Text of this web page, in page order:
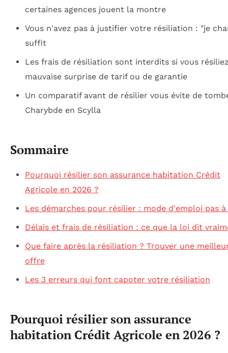
certaines agences jouent la montre
Vous n'avez pas à justifier votre résiliation : "je
suffit
Les frais de résiliation sont interdits si vous
mauvaise surprise de tarif ou de garantie
Un comparatif avant de résilier vous évite de
Charybde en Scylla
Sommaire
Pourquoi résilier son assurance habitation Crédit
Agricole en 2026 ?
Les démarches pour résilier : mode d'emploi pas à
Délais et frais de résiliation : ce que la loi dit
Que faire après la résiliation ? Trouver une
offre
Les 3 erreurs qui font capoter votre résiliation
Pourquoi résilier son assurance
habitation Crédit Agricole en 2026 ?